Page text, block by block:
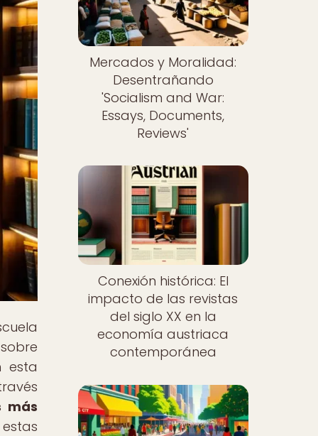
esta
más
Mercados y Moralidad:
Desentrañando
'Socialism and War:
Essays, Documents,
Reviews'
Conexión histórica: El
impacto de las revistas
del siglo XX en la
economía austriaca
contemporánea